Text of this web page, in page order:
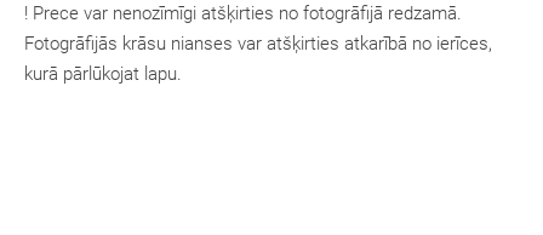
! Prece var nenozīmīgi atšķirties no fotogrāfijā redzamā.
Fotogrāfijās krāsu nianses var atšķirties atkarībā no ierīces,
kurā pārlūkojat lapu.